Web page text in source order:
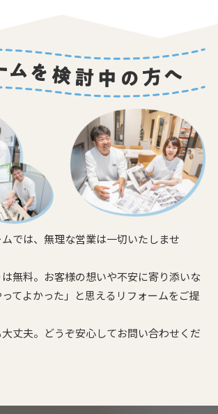
では、無理な営業は一切いたしませ
無料。お客様の想いや不安に寄り添いな
ってよかった」と思えるリフォームをご提
丈夫。どうぞ安心してお問い合わせくだ